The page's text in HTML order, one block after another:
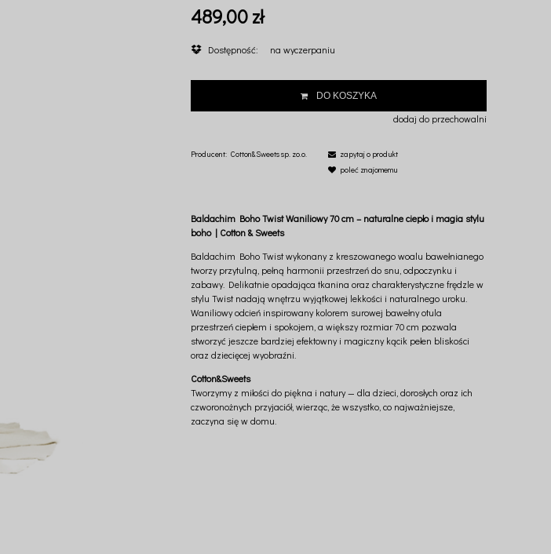
489,00 zł
Dostępność: na wyczerpaniu
DO KOSZYKA
dodaj do przechowalni
Producent: Cotton&Sweets sp. zo.o.
zapytaj o produkt
poleć znajomemu
Baldachim Boho Twist Waniliowy 70 cm – naturalne ciepło i magia stylu
boho | Cotton & Sweets
Baldachim Boho Twist wykonany z kreszowanego woalu bawełnianego
tworzy przytulną, pełną harmonii przestrzeń do snu, odpoczynku i
zabawy. Delikatnie opadająca tkanina oraz charakterystyczne frędzle w
stylu Twist nadają wnętrzu wyjątkowej lekkości i naturalnego uroku.
Waniliowy odcień inspirowany kolorem surowej bawełny otula
przestrzeń ciepłem i spokojem, a większy rozmiar 70 cm pozwala
stworzyć jeszcze bardziej efektowny i magiczny kącik pełen bliskości
oraz dziecięcej wyobraźni.
Cotton&Sweets
Tworzymy z miłości do piękna i natury — dla dzieci, dorosłych oraz ich
czworonożnych przyjaciół, wierząc, że wszystko, co najważniejsze,
zaczyna się w domu.